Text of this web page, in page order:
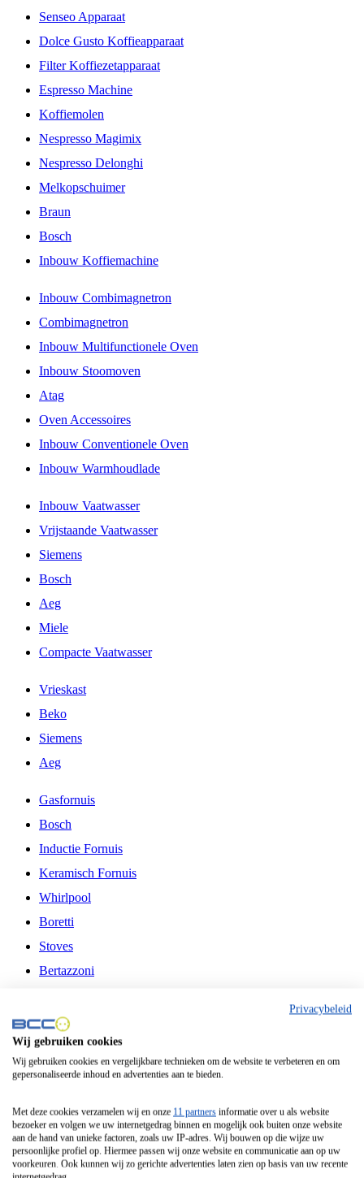
Senseo Apparaat
Dolce Gusto Koffieapparaat
Filter Koffiezetapparaat
Espresso Machine
Koffiemolen
Nespresso Magimix
Nespresso Delonghi
Melkopschuimer
Braun
Bosch
Inbouw Koffiemachine
Inbouw Combimagnetron
Combimagnetron
Inbouw Multifunctionele Oven
Inbouw Stoomoven
Atag
Oven Accessoires
Inbouw Conventionele Oven
Inbouw Warmhoudlade
Inbouw Vaatwasser
Vrijstaande Vaatwasser
Siemens
Bosch
Aeg
Miele
Compacte Vaatwasser
Vrieskast
Beko
Siemens
Aeg
Gasfornuis
Bosch
Inductie Fornuis
Keramisch Fornuis
Whirlpool
Boretti
Stoves
Bertazzoni
Fitelli
Airfryer
Frituurpan
Contactgrill
Broodbakmachine
Broodrooster
Privacybeleid
Wij gebruiken cookies
Wij gebruiken cookies en vergelijkbare technieken om de website te verbeteren en om
gepersonaliseerde inhoud en advertenties aan te bieden.
Met deze cookies verzamelen wij en onze 11 partners informatie over u als website
bezoeker en volgen we uw internetgedrag binnen en mogelijk ook buiten onze website
aan de hand van unieke factoren, zoals uw IP-adres. Wij bouwen op die wijze uw
persoonlijke profiel op. Hiermee passen wij onze website en communicatie aan op uw
voorkeuren. Ook kunnen wij zo gerichte advertenties laten zien op basis van uw recente